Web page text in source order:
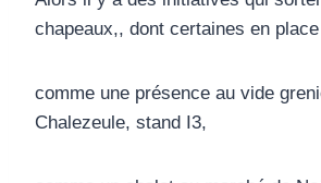
chapeaux,, dont certaines en place
comme une présence au vide
Chalezeule, stand I3,